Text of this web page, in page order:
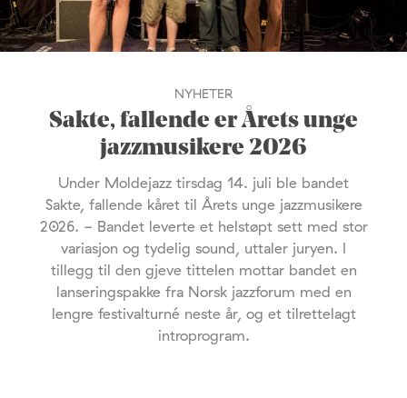
NYHETER
Sakte, fallende er Årets unge
jazzmusikere 2026
Under Moldejazz tirsdag 14. juli ble bandet
Sakte, fallende kåret til Årets unge jazzmusikere
2026. - Bandet leverte et helstøpt sett med stor
variasjon og tydelig sound, uttaler juryen. I
tillegg til den gjeve tittelen mottar bandet en
lanseringspakke fra Norsk jazzforum med en
lengre festivalturné neste år, og et tilrettelagt
introprogram.